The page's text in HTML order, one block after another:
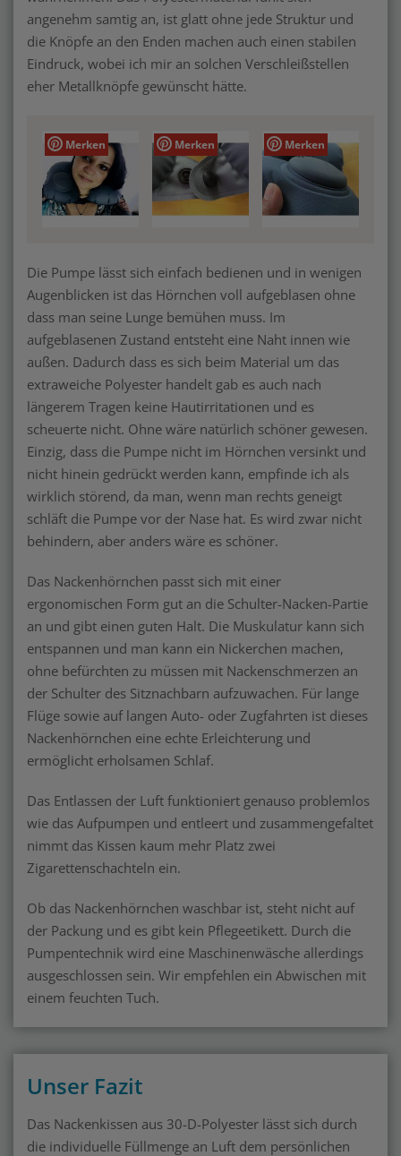
angenehm samtig an, ist glatt ohne jede Struktur und
die Knöpfe an den Enden machen auch einen stabilen
Eindruck, wobei ich mir an solchen Verschleißstellen
eher Metallknöpfe gewünscht hätte.
Merken Merken Merken
Die Pumpe lässt sich einfach bedienen und in wenigen
Augenblicken ist das Hörnchen voll aufgeblasen ohne
dass man seine Lunge bemühen muss. Im
aufgeblasenen Zustand entsteht eine Naht innen wie
außen. Dadurch dass es sich beim Material um das
extraweiche Polyester handelt gab es auch nach
längerem Tragen keine Hautirritationen und es
scheuerte nicht. Ohne wäre natürlich schöner gewesen.
Einzig, dass die Pumpe nicht im Hörnchen versinkt und
nicht hinein gedrückt werden kann, empfinde ich als
wirklich störend, da man, wenn man rechts geneigt
schläft die Pumpe vor der Nase hat. Es wird zwar nicht
behindern, aber anders wäre es schöner.
Das Nackenhörnchen passt sich mit einer
ergonomischen Form gut an die Schulter-Nacken-Partie
an und gibt einen guten Halt. Die Muskulatur kann sich
entspannen und man kann ein Nickerchen machen,
ohne befürchten zu müssen mit Nackenschmerzen an
der Schulter des Sitznachbarn aufzuwachen. Für lange
Flüge sowie auf langen Auto- oder Zugfahrten ist dieses
Nackenhörnchen eine echte Erleichterung und
ermöglicht erholsamen Schlaf.
Das Entlassen der Luft funktioniert genauso problemlos
wie das Aufpumpen und entleert und zusammengefaltet
nimmt das Kissen kaum mehr Platz zwei
Zigarettenschachteln ein.
Ob das Nackenhörnchen waschbar ist, steht nicht auf
der Packung und es gibt kein Pflegeetikett. Durch die
Pumpentechnik wird eine Maschinenwäsche allerdings
ausgeschlossen sein. Wir empfehlen ein Abwischen mit
einem feuchten Tuch.
Unser Fazit
Das Nackenkissen aus 30-D-Polyester lässt sich durch
die individuelle Füllmenge an Luft dem persönlichen